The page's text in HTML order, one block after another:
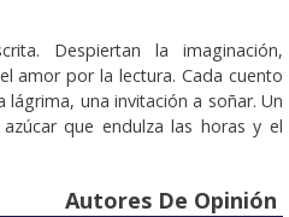
Despiertan la imaginación,
amor por la lectura. Cada cuento
una invitación a soñar. Un
que endulza las horas y el
Autores De Opinión